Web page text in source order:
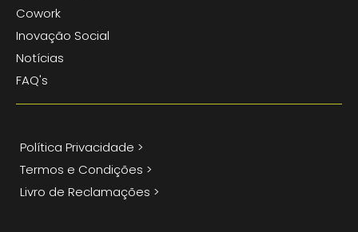
Cowork
Inovação Social
Notícias
FAQ's
Política Privacidade >
Termos e Condições >
Livro de Reclamações >